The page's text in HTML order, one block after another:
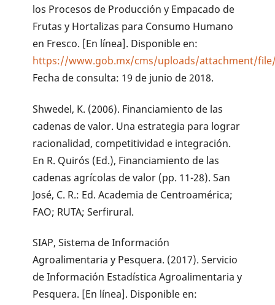
los Procesos de Producción y Empacado de
Frutas y Hortalizas para Consumo Humano
en Fresco. [En línea]. Disponible en:
https://www.gob.mx/cms/uploads/attachment/file/
Fecha de consulta: 19 de junio de 2018.
Shwedel, K. (2006). Financiamiento de las
cadenas de valor. Una estrategia para lograr
racionalidad, competitividad e integración.
En R. Quirós (Ed.), Financiamiento de las
cadenas agrícolas de valor (pp. 11-28). San
José, C. R.: Ed. Academia de Centroamérica;
FAO; RUTA; Serfirural.
SIAP, Sistema de Información
Agroalimentaria y Pesquera. (2017). Servicio
de Información Estadística Agroalimentaria y
Pesquera. [En línea]. Disponible en: